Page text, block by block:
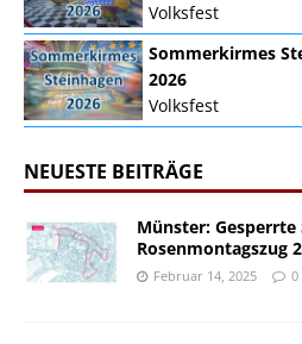
Volksfest
Sommerkirmes
2026
Volksfest
NEUESTE BEITRÄGE
Münster:
Rosenmontagszug
Februar 14, 2025 0